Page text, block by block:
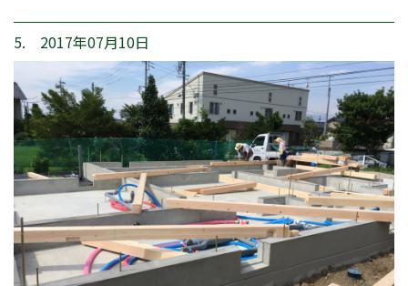
5. 2017年07月10日